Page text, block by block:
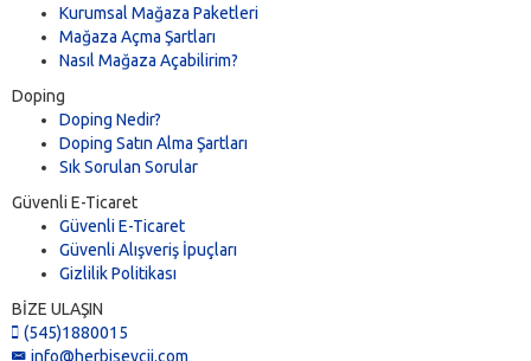
Kurumsal Mağaza Paketleri
Mağaza Açma Şartları
Nasıl Mağaza Açabilirim?
Doping
Doping Nedir?
Doping Satın Alma Şartları
Sık Sorulan Sorular
Güvenli E-Ticaret
Güvenli E-Ticaret
Güvenli Alışveriş İpuçları
Gizlilik Politikası
BİZE ULAŞIN
(545)1880015
info@herbiseycii.com